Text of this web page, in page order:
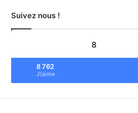
Suivez nous !
8
8 762
J\'aime